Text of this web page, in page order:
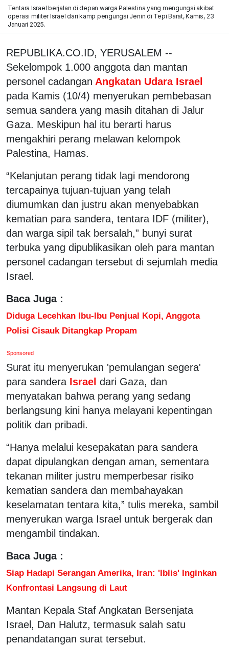
Tentara Israel berjalan di depan warga Palestina yang mengungsi akibat
operasi militer Israel dari kamp pengungsi Jenin di Tepi Barat, Kamis, 23
Januari 2025.
REPUBLIKA.CO.ID, YERUSALEM --
Sekelompok 1.000 anggota dan mantan
personel cadangan Angkatan Udara Israel
pada Kamis (10/4) menyerukan pembebasan
semua sandera yang masih ditahan di Jalur
Gaza. Meskipun hal itu berarti harus
mengakhiri perang melawan kelompok
Palestina, Hamas.
“Kelanjutan perang tidak lagi mendorong
tercapainya tujuan-tujuan yang telah
diumumkan dan justru akan menyebabkan
kematian para sandera, tentara IDF (militer),
dan warga sipil tak bersalah,” bunyi surat
terbuka yang dipublikasikan oleh para mantan
personel cadangan tersebut di sejumlah media
Israel.
Baca Juga :
Diduga Lecehkan Ibu-Ibu Penjual Kopi, Anggota
Polisi Cisauk Ditangkap Propam
Sponsored
Surat itu menyerukan 'pemulangan segera'
para sandera Israel dari Gaza, dan
menyatakan bahwa perang yang sedang
berlangsung kini hanya melayani kepentingan
politik dan pribadi.
“Hanya melalui kesepakatan para sandera
dapat dipulangkan dengan aman, sementara
tekanan militer justru memperbesar risiko
kematian sandera dan membahayakan
keselamatan tentara kita,” tulis mereka, sambil
menyerukan warga Israel untuk bergerak dan
mengambil tindakan.
Baca Juga :
Siap Hadapi Serangan Amerika, Iran: 'Iblis' Inginkan
Konfrontasi Langsung di Laut
Mantan Kepala Staf Angkatan Bersenjata
Israel, Dan Halutz, termasuk salah satu
penandatangan surat tersebut.